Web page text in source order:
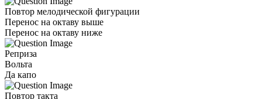
Повтор мелодической фигурации
Перенос на октаву выше
Перенос на октаву ниже
Реприза
Вольта
Да капо
Повтор такта